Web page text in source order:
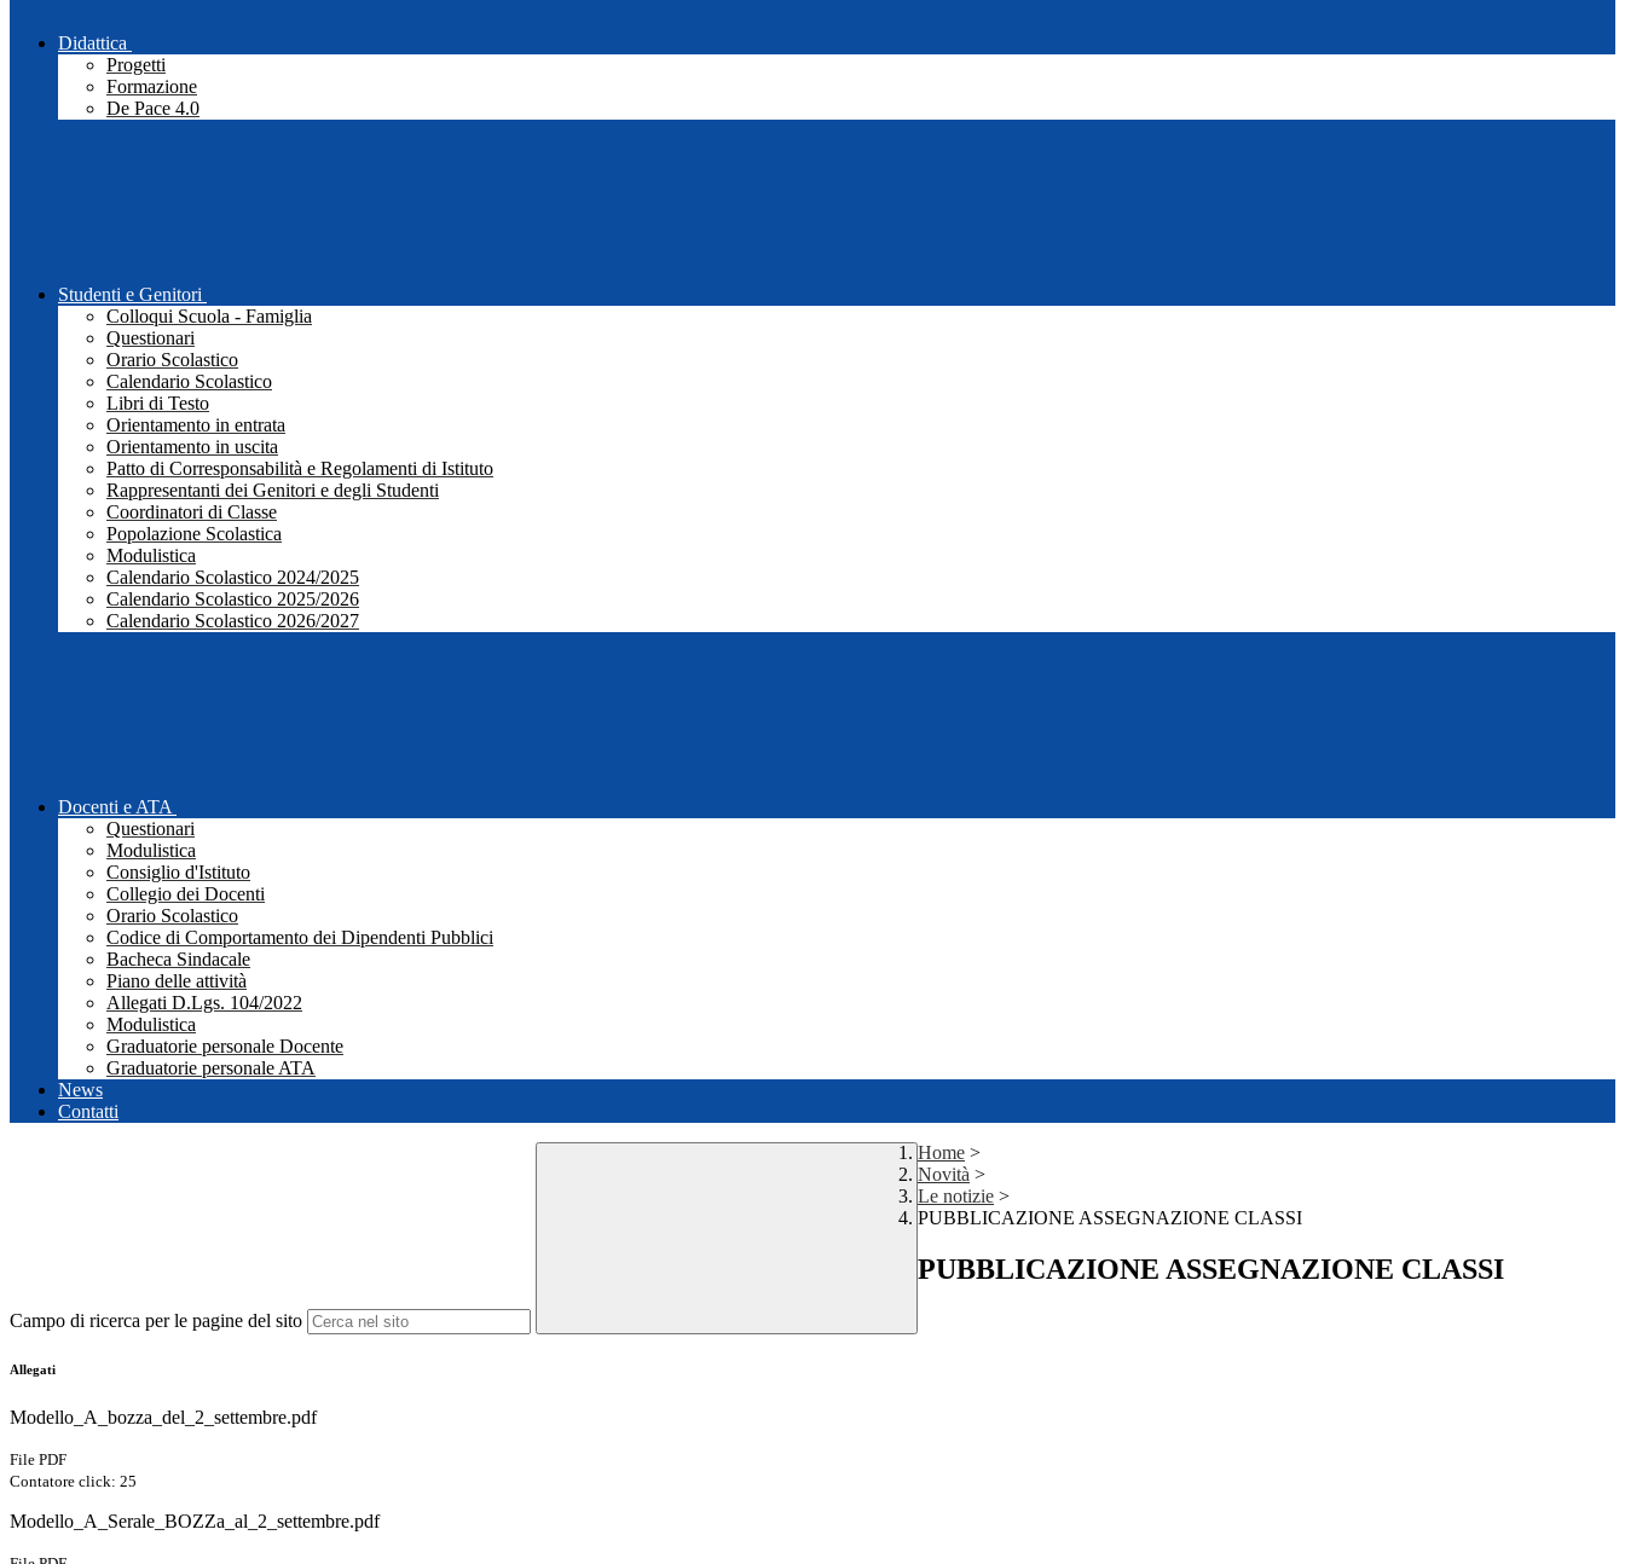
Didattica
Progetti
Formazione
De Pace 4.0
Studenti e Genitori
Colloqui Scuola - Famiglia
Questionari
Orario Scolastico
Calendario Scolastico
Libri di Testo
Orientamento in entrata
Orientamento in uscita
Patto di Corresponsabilità e Regolamenti di Istituto
Rappresentanti dei Genitori e degli Studenti
Coordinatori di Classe
Popolazione Scolastica
Modulistica
Calendario Scolastico 2024/2025
Calendario Scolastico 2025/2026
Calendario Scolastico 2026/2027
Docenti e ATA
Questionari
Modulistica
Consiglio d'Istituto
Collegio dei Docenti
Orario Scolastico
Codice di Comportamento dei Dipendenti Pubblici
Bacheca Sindacale
Piano delle attività
Allegati D.Lgs. 104/2022
Modulistica
Graduatorie personale Docente
Graduatorie personale ATA
News
Contatti
Campo di ricerca per le pagine del sito
Home >
Novità >
Le notizie >
PUBBLICAZIONE ASSEGNAZIONE CLASSI
PUBBLICAZIONE ASSEGNAZIONE CLASSI
Allegati
Modello_A_bozza_del_2_settembre.pdf
File PDF
Contatore click: 25
Modello_A_Serale_BOZZa_al_2_settembre.pdf